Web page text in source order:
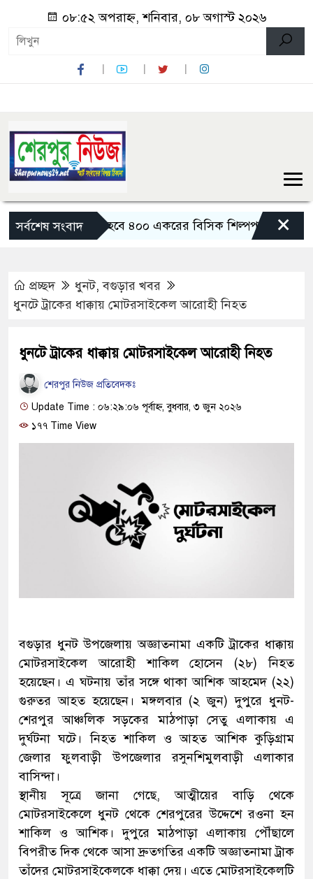
০৮:৫২ অপরাহ্ন, শনিবার, ০৮ অগাস্ট ২০২৬
সর্বশেষ সংবাদ
বগুড়ায় তৈরি হবে ৪০০ একরের বিসিক শিল্পপার্ক: বাণিজ্যমন্ত্রী
×
প্রচ্ছদ ধুনট,বগুড়ার খবর
ধুনটে ট্রাকের ধাক্কায় মোটরসাইকেল আরোহী নিহত
ধুনটে ট্রাকের ধাক্কায় মোটরসাইকেল আরোহী নিহত
শেরপুর নিউজ প্রতিবেদকঃ
Update Time : ০৬:২৯:০৬ পূর্বাহ্ন, বুধবার, ৩ জুন ২০২৬
১৭৭ Time View
বগুড়ার ধুনট উপজেলায় অজ্ঞাতনামা একটি ট্রাকের ধাক্কায়
মোটরসাইকেল আরোহী শাকিল হোসেন (২৮) নিহত
হয়েছেন। এ ঘটনায় তাঁর সঙ্গে থাকা আশিক আহমেদ (২২)
গুরুতর আহত হয়েছেন। মঙ্গলবার (২ জুন) দুপুরে ধুনট-
শেরপুর আঞ্চলিক সড়কের মাঠপাড়া সেতু এলাকায় এ
দুর্ঘটনা ঘটে। নিহত শাকিল ও আহত আশিক কুড়িগ্রাম
জেলার ফুলবাড়ী উপজেলার রসুনশিমুলবাড়ী এলাকার
বাসিন্দা।
স্থানীয় সূত্রে জানা গেছে, আত্মীয়ের বাড়ি থেকে
মোটরসাইকেলে ধুনট থেকে শেরপুরের উদ্দেশে রওনা হন
শাকিল ও আশিক। দুপুরে মাঠপাড়া এলাকায় পৌঁছালে
বিপরীত দিক থেকে আসা দ্রুতগতির একটি অজ্ঞাতনামা ট্রাক
তাঁদের মোটরসাইকেলকে ধাক্কা দেয়। এতে মোটরসাইকেলটি